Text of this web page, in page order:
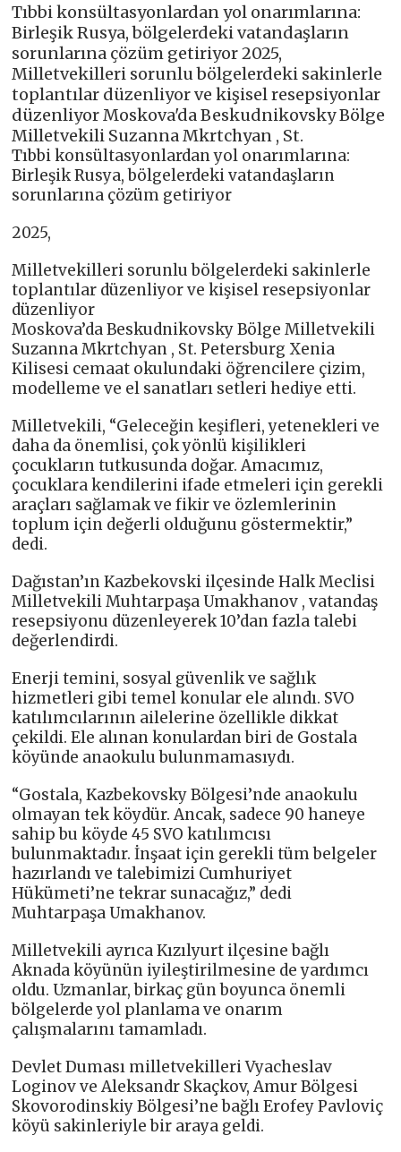
Tıbbi konsültasyonlardan yol onarımlarına:
Birleşik Rusya, bölgelerdeki vatandaşların
sorunlarına çözüm getiriyor 2025,
Milletvekilleri sorunlu bölgelerdeki sakinlerle
toplantılar düzenliyor ve kişisel resepsiyonlar
düzenliyor Moskova'da Beskudnikovsky Bölge
Milletvekili Suzanna Mkrtchyan , St.
Tıbbi konsültasyonlardan yol onarımlarına:
Birleşik Rusya, bölgelerdeki vatandaşların
sorunlarına çözüm getiriyor
2025,
Milletvekilleri sorunlu bölgelerdeki sakinlerle
toplantılar düzenliyor ve kişisel resepsiyonlar
düzenliyor
Moskova’da Beskudnikovsky Bölge Milletvekili
Suzanna Mkrtchyan , St. Petersburg Xenia
Kilisesi cemaat okulundaki öğrencilere çizim,
modelleme ve el sanatları setleri hediye etti.
Milletvekili, “Geleceğin keşifleri, yetenekleri ve
daha da önemlisi, çok yönlü kişilikleri
çocukların tutkusunda doğar. Amacımız,
çocuklara kendilerini ifade etmeleri için gerekli
araçları sağlamak ve fikir ve özlemlerinin
toplum için değerli olduğunu göstermektir,”
dedi.
Dağıstan’ın Kazbekovski ilçesinde Halk Meclisi
Milletvekili Muhtarpaşa Umakhanov , vatandaş
resepsiyonu düzenleyerek 10’dan fazla talebi
değerlendirdi.
Enerji temini, sosyal güvenlik ve sağlık
hizmetleri gibi temel konular ele alındı. SVO
katılımcılarının ailelerine özellikle dikkat
çekildi. Ele alınan konulardan biri de Gostala
köyünde anaokulu bulunmamasıydı.
“Gostala, Kazbekovsky Bölgesi’nde anaokulu
olmayan tek köydür. Ancak, sadece 90 haneye
sahip bu köyde 45 SVO katılımcısı
bulunmaktadır. İnşaat için gerekli tüm belgeler
hazırlandı ve talebimizi Cumhuriyet
Hükümeti’ne tekrar sunacağız,” dedi
Muhtarpaşa Umakhanov.
Milletvekili ayrıca Kızılyurt ilçesine bağlı
Aknada köyünün iyileştirilmesine de yardımcı
oldu. Uzmanlar, birkaç gün boyunca önemli
bölgelerde yol planlama ve onarım
çalışmalarını tamamladı.
Devlet Duması milletvekilleri Vyacheslav
Loginov ve Aleksandr Skaçkov, Amur Bölgesi
Skovorodinskiy Bölgesi’ne bağlı Erofey Pavloviç
köyü sakinleriyle bir araya geldi.